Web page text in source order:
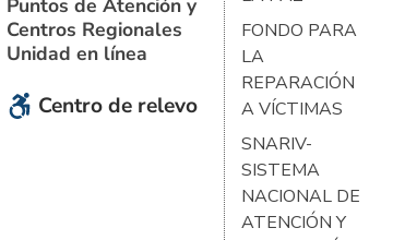
Puntos de Atención y
Centros Regionales
Unidad en línea
Centro de relevo
FONDO PARA
LA
REPARACIÓN
A VÍCTIMAS
SNARIV-
SISTEMA
NACIONAL DE
ATENCIÓN Y